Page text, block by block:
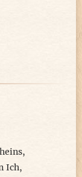
Ich,